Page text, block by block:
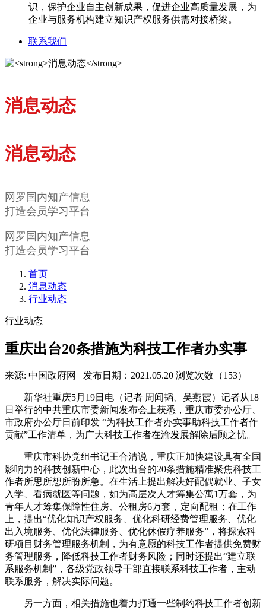
识，保护企业自主创新成果，促进企业高质量发展，为
企业与服务机构建立知识产权服务供需对接桥梁。
联系我们
消息动态
消息动态
网罗国内知产信息
打造会员学习平台
网罗国内知产信息
打造会员学习平台
首页
消息动态
行业动态
行业动态
重庆出台20条措施为科技工作者办实事
来源: 中国政府网 发布日期：2021.05.20 浏览次数（153）
新华社重庆5月19日电（记者 周闻韬、吴燕霞）记者从18
日举行的中共重庆市委新闻发布会上获悉，重庆市委办公厅、
市政府办公厅日前印发 “为科技工作者办实事助科技工作者作
贡献”工作清单，为广大科技工作者在渝发展解除后顾之忧。
重庆市科协党组书记王合清说，重庆正加快建设具有全国
影响力的科技创新中心，此次出台的20条措施精准聚焦科技工
作者所思所想所盼所急。在生活上提出解决好配偶就业、子女
入学、看病就医等问题，如为高层次人才筹集公寓1万套，为
青年人才筹集保障性住房、公租房6万套，定向配租；在工作
上，提出“优化知识产权服务、优化科研经费管理服务、优化
出入境服务、优化法律服务、优化休假疗养服务”，将探索科
研项目财务管理服务机制，为有意愿的科技工作者提供免费财
务管理服务，降低科技工作者财务风险；同时还提出“建立联
系服务机制”，各级党政领导干部直接联系科技工作者，主动
联系服务，解决实际问题。
另一方面，相关措施也着力打通一些制约科技工作者创新